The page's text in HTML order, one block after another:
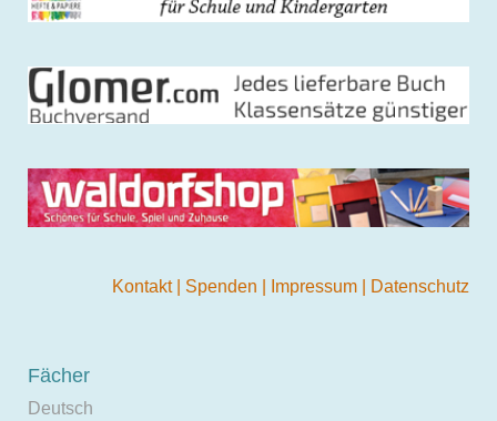
Kontakt Spenden Impressum Datenschutz
Fächer
Deutsch